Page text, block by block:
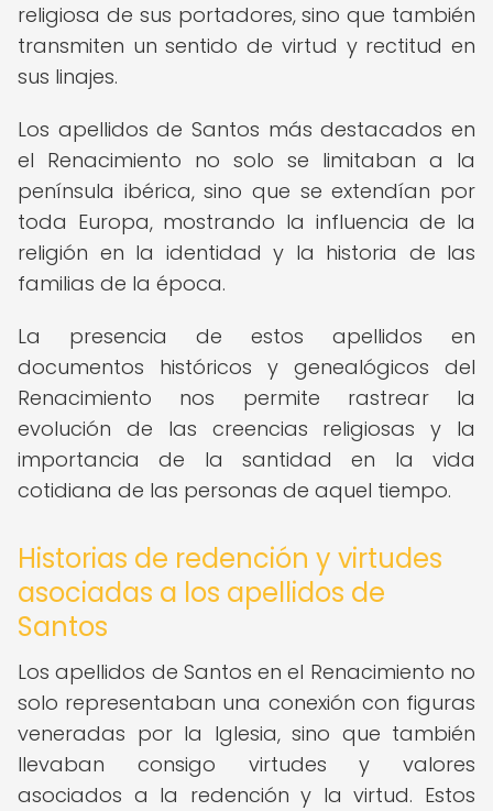
religiosa de sus portadores, sino que también
transmiten un sentido de virtud y rectitud en
sus linajes.
Los apellidos de Santos más destacados en
el Renacimiento no solo se limitaban a la
península ibérica, sino que se extendían por
toda Europa, mostrando la influencia de la
religión en la identidad y la historia de las
familias de la época.
La presencia de estos apellidos en
documentos históricos y genealógicos del
Renacimiento nos permite rastrear la
evolución de las creencias religiosas y la
importancia de la santidad en la vida
cotidiana de las personas de aquel tiempo.
Historias de redención y virtudes
asociadas a los apellidos de
Santos
Los apellidos de Santos en el Renacimiento no
solo representaban una conexión con figuras
veneradas por la Iglesia, sino que también
llevaban consigo virtudes y valores
asociados a la redención y la virtud. Estos